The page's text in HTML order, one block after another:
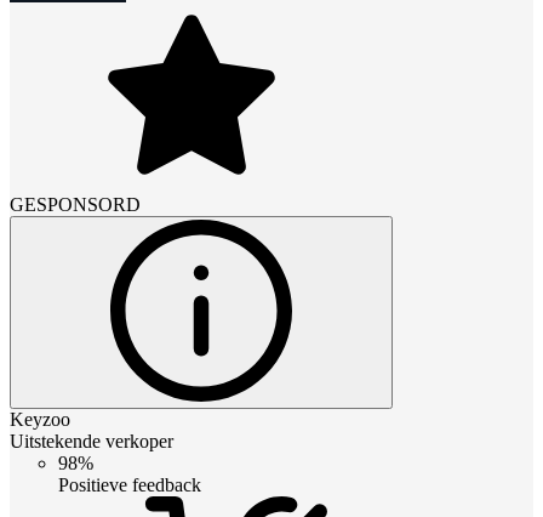
GESPONSORD
Keyzoo
Uitstekende verkoper
98%
Positieve feedback